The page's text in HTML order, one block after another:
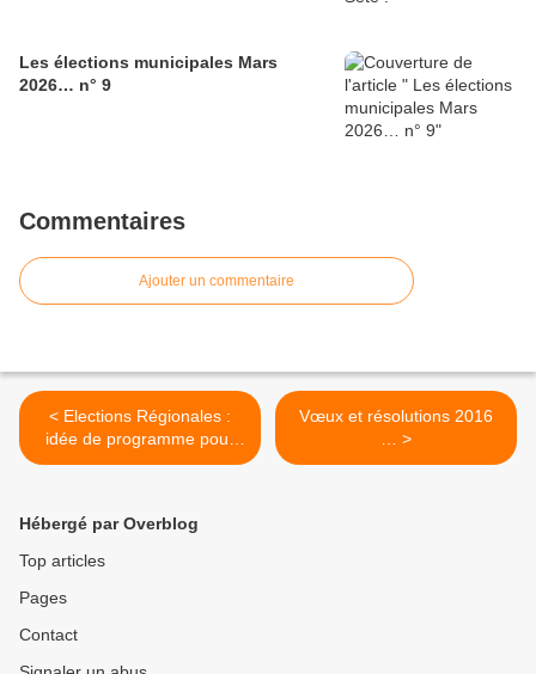
Les élections municipales Mars
2026… n° 9
Commentaires
Ajouter un commentaire
< Elections Régionales :
idée de programme pour
récupérer les bulletins de
Vœux et résolutions 2016
… >
Hébergé par Overblog
Top articles
Pages
Contact